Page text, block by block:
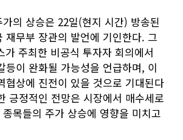
의 상승은 22일(현지 시간) 방송된
재무부 장관의 발언에 기인한다. 그
가 주최한 비공식 투자자 회의에서
등이 완화될 가능성을 언급하며, 이
협상에 진전이 있을 것으로 기대된다
긍정적인 전망은 시장에서 매수세로
목들의 주가 상승에 영향을 미치고